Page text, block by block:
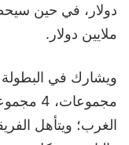
ملايين دولار.
الغرب؛ ويتأهل